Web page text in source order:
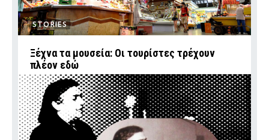
STORIES
Ξέχνα τα μουσεία: Οι τουρίστες τρέχουν
πλέον εδώ